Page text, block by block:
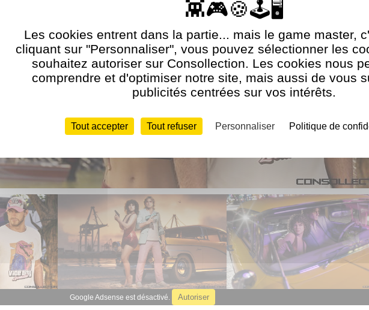
Google Adsense est désactivé. Autoriser
Les cookies entrent dans la partie... mais le game master,
cliquant sur "Personnaliser", vous pouvez sélectionner les
souhaitez autoriser sur Consollection. Les cookies nous
comprendre et d'optimiser notre site, mais aussi de vous
publicités centrées sur vos intérêts.
Tout accepter Tout refuser Personnaliser Politique de